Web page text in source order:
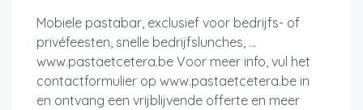
Mobiele pastabar, exclusief voor bedrijfs- of
privéfeesten, snelle bedrijfslunches, ...
www.pastaetcetera.be Voor meer info, vul het
contactformulier op www.pastaetcetera.be in
en ontvang een vrijblijvende offerte en meer